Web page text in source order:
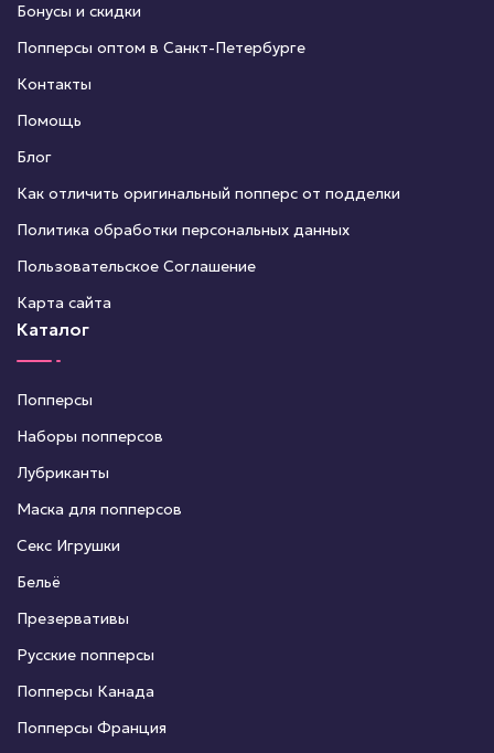
Бонусы и скидки
Попперсы оптом в Санкт-Петербурге
Контакты
Помощь
Блог
Как отличить оригинальный попперс от подделки
Политика обработки персональных данных
Пользовательское Соглашение
Карта сайта
Каталог
Попперсы
Наборы попперсов
Лубриканты
Маска для попперсов
Секс Игрушки
Бельё
Презервативы
Русские попперсы
Попперсы Канада
Попперсы Франция